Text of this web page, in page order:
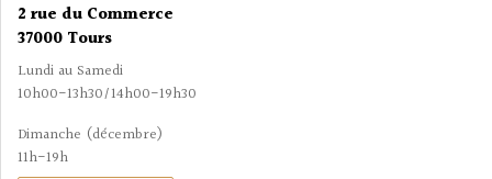
2 rue du Commerce
37000 Tours
Lundi au Samedi
10h00-13h30/14h00-19h30
Dimanche (décembre)
11h-19h